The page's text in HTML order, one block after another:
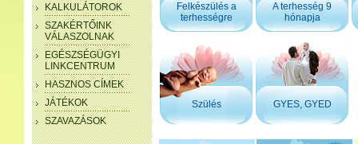
KALKULÁTOROK
SZAKÉRTŐINK
VÁLASZOLNAK
EGÉSZSÉGÜGYI
LINKCENTRUM
HASZNOS CÍMEK
JÁTÉKOK
SZAVAZÁSOK
Felkészülés a
terhességre
A terhesség 9
hónapja
Szülés GYES, GYED